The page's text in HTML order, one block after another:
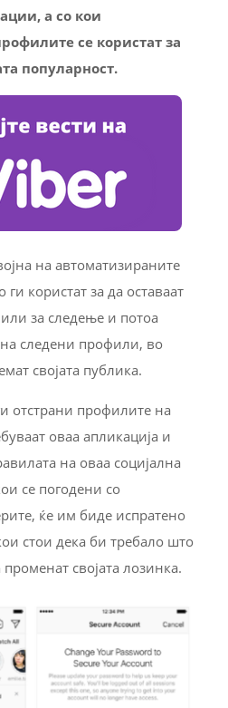
а со кои
се користат за
популарност.
на автоматизираните
користат за да оставаат
за следење и потоа
следени профили, во
својата публика.
отстрани профилите на
оваа апликација и
на оваа социјална
се погодени со
ќе им биде испратено
стои дека би требало што
својата лозинка.